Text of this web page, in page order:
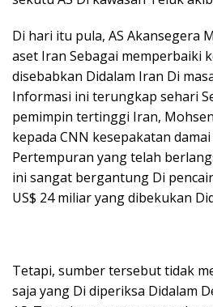
Di hari itu pula, AS Akansegera
aset Iran Sebagai memperbaiki
disebabkan Didalam Iran Di
Informasi ini terungkap sehari
pemimpin tertinggi Iran,
kepada CNN kesepakatan
Pertempuran yang telah
ini sangat bergantung Di
US$ 24 miliar yang dibekukan
Tetapi, sumber tersebut tidak
saja yang Di diperiksa Didalam